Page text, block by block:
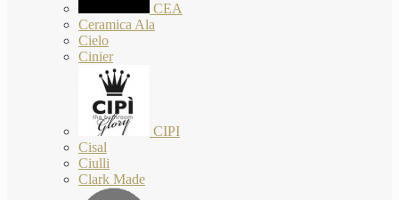
CEA
Ceramica Ala
Cielo
Cinier
CIPI
Cisal
Ciulli
Clark Made